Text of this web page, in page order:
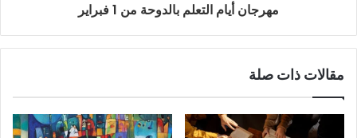
مهرجان أيام التعلم بالدوحة من 1 فبراير
مقالات ذات صلة